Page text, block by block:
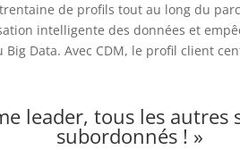
de profils tout au long du
intelligente des données et
Data. Avec CDM, le profil client
leader, tous les
subordonnés ! »